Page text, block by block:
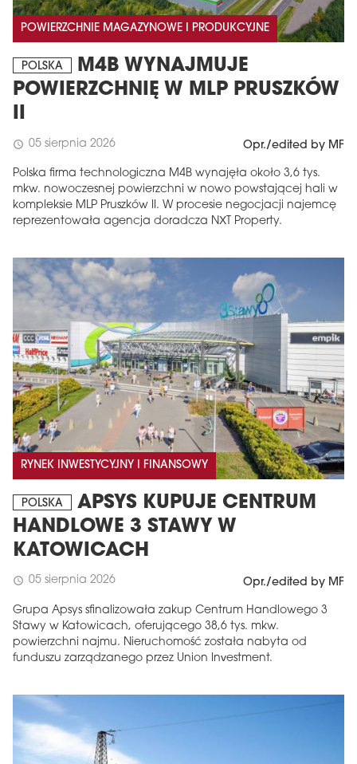
POWIERZCHNIE MAGAZYNOWE I PRODUKCYJNE
POLSKA
M4B WYNAJMUJE
POWIERZCHNIĘ W MLP PRUSZKÓW
II
schedule 05 sierpnia 2026 Opr./edited by MF
Polska firma technologiczna M4B wynajęła około 3,6 tys.
mkw. nowoczesnej powierzchni w nowo powstającej hali w
kompleksie MLP Pruszków II. W procesie negocjacji najemcę
reprezentowała agencja doradcza NXT Property.
RYNEK INWESTYCYJNY I FINANSOWY
POLSKA
APSYS KUPUJE CENTRUM
HANDLOWE 3 STAWY W
KATOWICACH
schedule 05 sierpnia 2026 Opr./edited by MF
Grupa Apsys sfinalizowała zakup Centrum Handlowego 3
Stawy w Katowicach, oferującego 38,6 tys. mkw.
powierzchni najmu. Nieruchomość została nabyta od
funduszu zarządzanego przez Union Investment.